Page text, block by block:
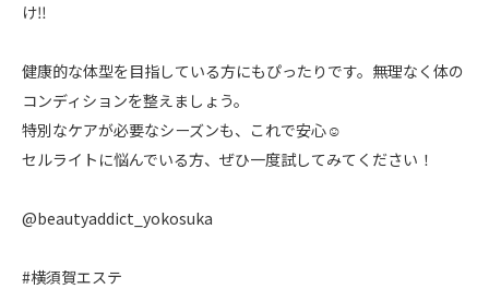
け‼️
健康的な体型を目指している方にもぴったりです。無理なく体の
コンディションを整えましょう。
特別なケアが必要なシーズンも、これで安心☺️
セルライトに悩んでいる方、ぜひ一度試してみてください！
@beautyaddict_yokosuka
#横須賀エステ